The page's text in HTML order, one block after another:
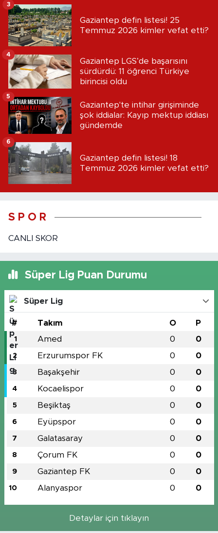
Gaziantep defin listesi! 25
Temmuz 2026 kimler vefat etti?
3
Gaziantep LGS’de başarısını
sürdürdü: 11 öğrenci Türkiye
birincisi oldu
4
Gaziantep'te intihar girişiminde
şok iddialar: Kayıp mektup iddiası
gündemde
5
Gaziantep defin listesi! 18
Temmuz 2026 kimler vefat etti?
6
S P O R
CANLI SKOR
Süper Lig Puan Durumu
Süper Lig
# Takım O P
1 Amed 0 0
2 Erzurumspor FK 0 0
3 Başakşehir 0 0
4 Kocaelispor 0 0
5 Beşiktaş 0 0
6 Eyüpspor 0 0
7 Galatasaray 0 0
8 Çorum FK 0 0
9 Gaziantep FK 0 0
10 Alanyaspor 0 0
Detaylar için tıklayın